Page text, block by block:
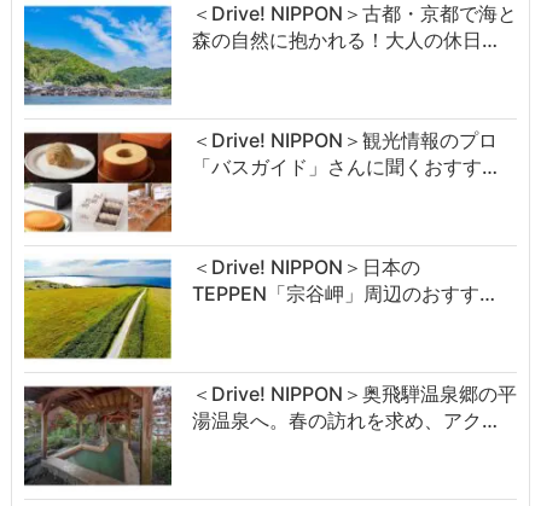
＜Drive! NIPPON＞古都・京都で海と
森の自然に抱かれる！大人の休日…
＜Drive! NIPPON＞観光情報のプロ
「バスガイド」さんに聞くおすす…
＜Drive! NIPPON＞日本の
TEPPEN「宗谷岬」周辺のおすす…
＜Drive! NIPPON＞奥飛騨温泉郷の平
湯温泉へ。春の訪れを求め、アク…